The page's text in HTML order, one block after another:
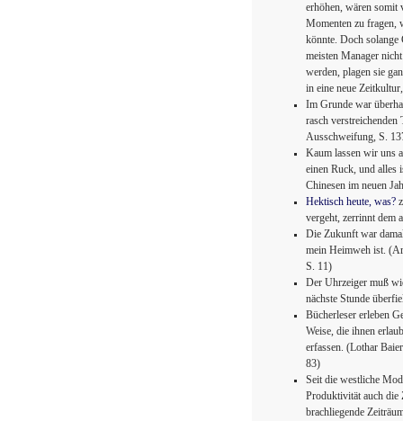
erhöhen, wären somit
Momenten zu fragen,
könnte. Doch solange
meisten Manager
werden, plagen sie
in eine neue
Im Grunde war
rasch
Ausschweifung, S.
Kaum lassen wir uns
einen Ruck, und alles
Chinesen im neuen
Hektisch heute, was?
vergeht, zerrinnt dem
Die Zukunft war
mein Heimweh ist.
S. 11)
Der Uhrzeiger muß
nächste Stunde
Bücherleser erleben
Weise, die ihnen
erfassen. (Lothar
83)
Seit die westliche
Produktivität auch die
brachliegende